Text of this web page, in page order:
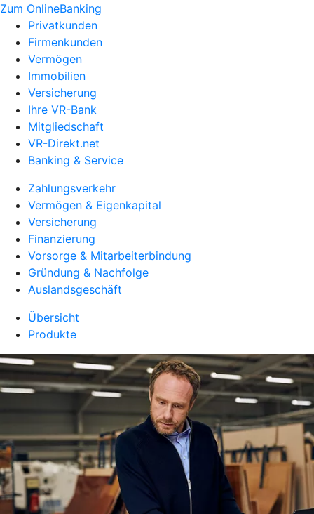
Zum OnlineBanking
Privatkunden
Firmenkunden
Vermögen
Immobilien
Versicherung
Ihre VR-Bank
Mitgliedschaft
VR-Direkt.net
Banking & Service
Zahlungsverkehr
Vermögen & Eigenkapital
Versicherung
Finanzierung
Vorsorge & Mitarbeiterbindung
Gründung & Nachfolge
Auslandsgeschäft
Übersicht
Produkte